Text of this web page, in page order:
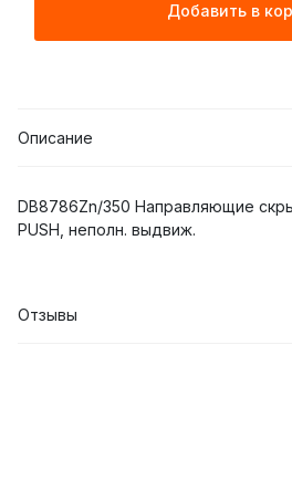
Добавить в
Описание
DB8786Zn/350 Направляющие
PUSH, неполн. выдвиж.
Отзывы